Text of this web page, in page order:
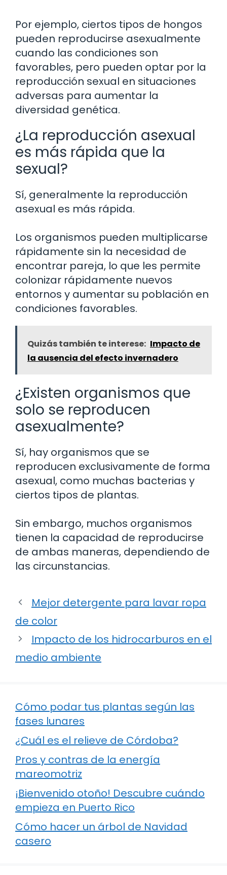
Por ejemplo, ciertos tipos de hongos
pueden reproducirse asexualmente
cuando las condiciones son
favorables, pero pueden optar por la
reproducción sexual en situaciones
adversas para aumentar la
diversidad genética.
¿La reproducción asexual
es más rápida que la
sexual?
Sí, generalmente la reproducción
asexual es más rápida.
Los organismos pueden multiplicarse
rápidamente sin la necesidad de
encontrar pareja, lo que les permite
colonizar rápidamente nuevos
entornos y aumentar su población en
condiciones favorables.
Quizás también te interese: Impacto de
la ausencia del efecto invernadero
¿Existen organismos que
solo se reproducen
asexualmente?
Sí, hay organismos que se
reproducen exclusivamente de forma
asexual, como muchas bacterias y
ciertos tipos de plantas.
Sin embargo, muchos organismos
tienen la capacidad de reproducirse
de ambas maneras, dependiendo de
las circunstancias.
Mejor detergente para lavar ropa
de color
Impacto de los hidrocarburos en el
medio ambiente
Cómo podar tus plantas según las
fases lunares
¿Cuál es el relieve de Córdoba?
Pros y contras de la energía
mareomotriz
¡Bienvenido otoño! Descubre cuándo
empieza en Puerto Rico
Cómo hacer un árbol de Navidad
casero